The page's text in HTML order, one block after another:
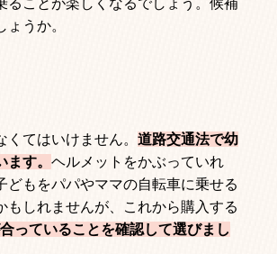
ることが楽しくなるでしょう。候補
うか。
てはいけません。 道路交通法で幼
す。 ヘルメットをかぶっていれ
もをパパやママの自転車に乗せる
しれませんが、これから購入する
っていることを確認して選びまし